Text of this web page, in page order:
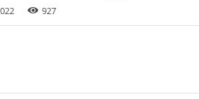
927